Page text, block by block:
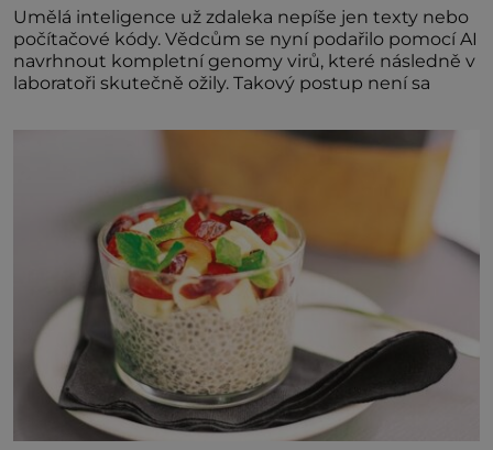
Umělá inteligence už zdaleka nepíše jen texty nebo
počítačové kódy. Vědcům se nyní podařilo pomocí AI
navrhnout kompletní genomy virů, které následně v
laboratoři skutečně ožily. Takový postup není sa